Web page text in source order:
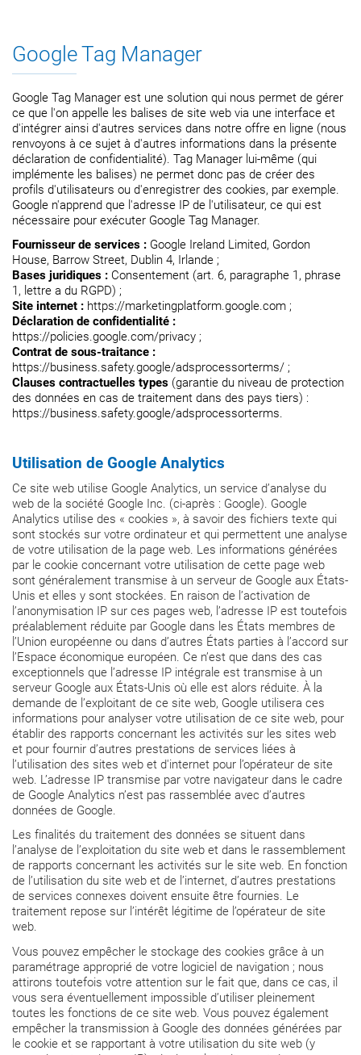
Google Tag Manager
Google Tag Manager est une solution qui nous permet de gérer
ce que l'on appelle les balises de site web via une interface et
d'intégrer ainsi d'autres services dans notre offre en ligne (nous
renvoyons à ce sujet à d'autres informations dans la présente
déclaration de confidentialité). Tag Manager lui-même (qui
implémente les balises) ne permet donc pas de créer des
profils d'utilisateurs ou d'enregistrer des cookies, par exemple.
Google n'apprend que l'adresse IP de l'utilisateur, ce qui est
nécessaire pour exécuter Google Tag Manager.
Fournisseur de services : Google Ireland Limited, Gordon
House, Barrow Street, Dublin 4, Irlande ;
Bases juridiques : Consentement (art. 6, paragraphe 1, phrase
1, lettre a du RGPD) ;
Site internet : https://marketingplatform.google.com ;
Déclaration de confidentialité :
https://policies.google.com/privacy ;
Contrat de sous-traitance :
https://business.safety.google/adsprocessorterms/ ;
Clauses contractuelles types (garantie du niveau de protection
des données en cas de traitement dans des pays tiers) :
https://business.safety.google/adsprocessorterms.
Utilisation de Google Analytics
Ce site web utilise Google Analytics, un service d’analyse du
web de la société Google Inc. (ci-après : Google). Google
Analytics utilise des « cookies », à savoir des fichiers texte qui
sont stockés sur votre ordinateur et qui permettent une analyse
de votre utilisation de la page web. Les informations générées
par le cookie concernant votre utilisation de cette page web
sont généralement transmise à un serveur de Google aux États-
Unis et elles y sont stockées. En raison de l’activation de
l’anonymisation IP sur ces pages web, l’adresse IP est toutefois
préalablement réduite par Google dans les États membres de
l’Union européenne ou dans d’autres États parties à l’accord sur
l’Espace économique européen. Ce n’est que dans des cas
exceptionnels que l’adresse IP intégrale est transmise à un
serveur Google aux États-Unis où elle est alors réduite. À la
demande de l’exploitant de ce site web, Google utilisera ces
informations pour analyser votre utilisation de ce site web, pour
établir des rapports concernant les activités sur les sites web
et pour fournir d’autres prestations de services liées à
l’utilisation des sites web et d'internet pour l’opérateur de site
web. L’adresse IP transmise par votre navigateur dans le cadre
de Google Analytics n’est pas rassemblée avec d’autres
données de Google.
Les finalités du traitement des données se situent dans
l’analyse de l’exploitation du site web et dans le rassemblement
de rapports concernant les activités sur le site web. En fonction
de l’utilisation du site web et de l’internet, d’autres prestations
de services connexes doivent ensuite être fournies. Le
traitement repose sur l’intérêt légitime de l’opérateur de site
web.
Vous pouvez empêcher le stockage des cookies grâce à un
paramétrage approprié de votre logiciel de navigation ; nous
attirons toutefois votre attention sur le fait que, dans ce cas, il
vous sera éventuellement impossible d’utiliser pleinement
toutes les fonctions de ce site web. Vous pouvez également
empêcher la transmission à Google des données générées par
le cookie et se rapportant à votre utilisation du site web (y